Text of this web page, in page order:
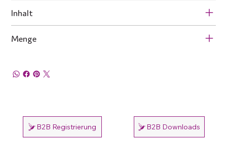
Inhalt
Menge
B2B Registrierung B2B Downloads